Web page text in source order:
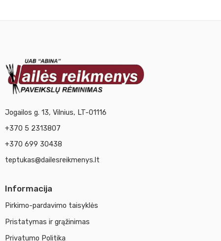
Jogailos g. 13, Vilnius, LT-01116
+370 5 2313807
+370 699 30438
teptukas@dailesreikmenys.lt
Informacija
Pirkimo-pardavimo taisyklės
Pristatymas ir grąžinimas
Privatumo Politika